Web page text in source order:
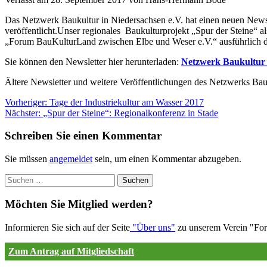
über
Projekt
„Spur
Steine“.
Skip
content
.
Diese
Seite
die
Abschnitte:
Sekundäres
Menü
Seitentitel-
Bereich
Startseiten-
Link
Hauptmenü
Haupt-
Das Netzwerk Baukultur in Niedersachsen e.V. hat einen neuen
veröffentlicht.Unser regionales Baukulturprojekt „Spur der Steine“
„Forum BauKulturLand zwischen Elbe und Weser e.V.“ ausführlich
Sie können den Newsletter hier herunterladen: Netzwerk Baukultur
Ältere Newsletter und weitere Veröffentlichungen des Netzwerks
Beitragsnavigation
Vorheriger: Tage der Industriekultur am Wasser 2017
Nächster: „Spur der Steine“: Regionalkonferenz in Stade
Schreiben Sie einen Kommentar
Sie müssen angemeldet sein, um einen Kommentar abzugeben.
Suchen
nach:
Möchten Sie Mitglied werden?
Informieren Sie sich auf der Seite "Über uns" zu unserem Verein
Zum Antrag auf Mitgliedschaft